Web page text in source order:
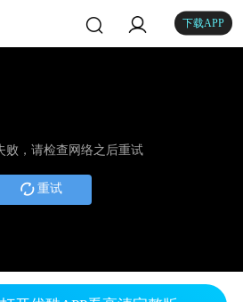
下载APP
败，请检查网络之后重试
重试